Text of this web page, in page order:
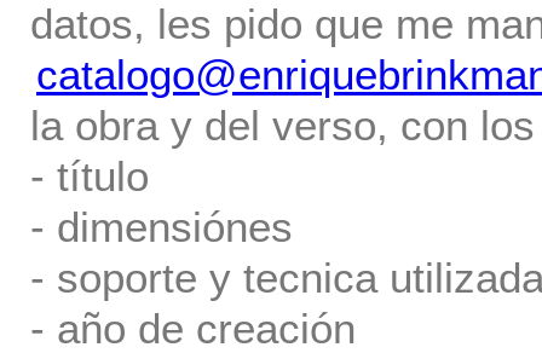
datos, les pido que me
la obra y del verso, con
- título
- dimensiónes
- soporte y tecnica
- año de creación